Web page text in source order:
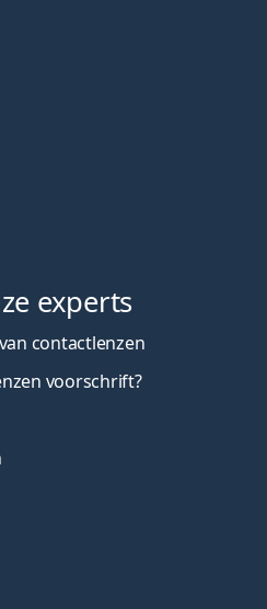
experts
contactlenzen
voorschrift?